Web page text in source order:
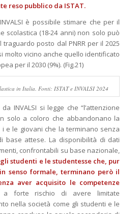
reso pubblico da ISTAT.
è possibile stimare che per il
scolastica (18-24 anni) non solo può
posto dal PNRR per il 2025
molto vicino anche quello identificato
per il 2030 (9%). (Fig.21)
in Italia. Fonti: ISTAT e INVALSI 2024
INVALSI si legge che “l’attenzione
solo a coloro che abbandonano la
e le giovani che la terminano senza
base attese. La disponibilità di dati
confrontabili su base nazionale,
gli studenti e le studentesse che, pur
senso formale, terminano però il
aver acquisito le competenze
forte rischio di avere limitate
nella società come gli studenti e le